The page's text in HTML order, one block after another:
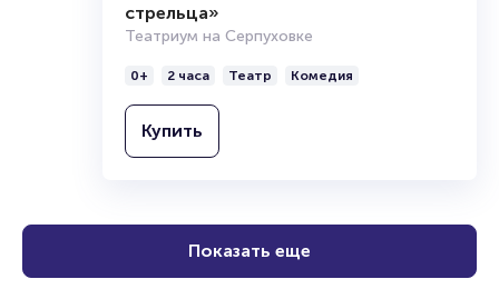
стрельца»
Театриум на Серпуховке
0+ 2 часа Театр Комедия
Купить
Показать еще